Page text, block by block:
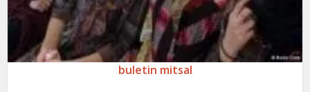
buletin mitsal